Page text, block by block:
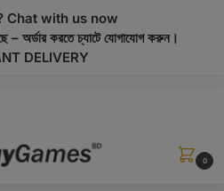
Chat with us now
– অর্ডার করতে চ্যাটে যোগাযোগ করুন।
DELIVERY
0
modal-check